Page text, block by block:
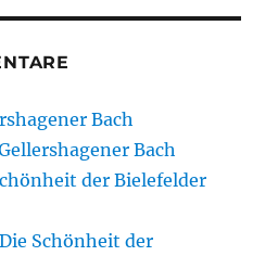
Bach
Bach
der Bielefelder
Die Schönheit der